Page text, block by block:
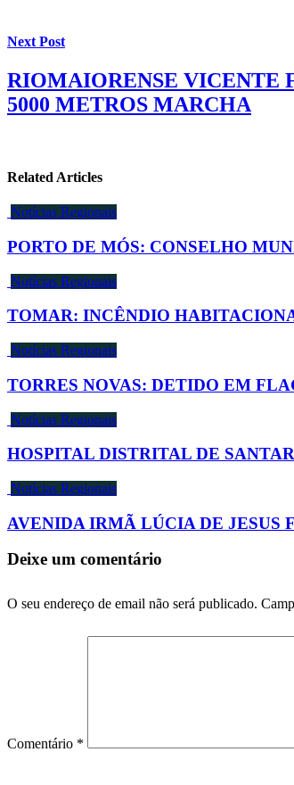
Next Post
RIOMAIORENSE VICENTE
5000 METROS MARCHA
Related Articles
Notícias Regionais
PORTO DE MÓS: CONSELHO
Notícias Regionais
TOMAR: INCÊNDIO
Notícias Regionais
TORRES NOVAS: DETIDO EM
Notícias Regionais
HOSPITAL DISTRITAL DE
Notícias Regionais
AVENIDA IRMÃ LÚCIA DE JESUS
Deixe um comentário
O seu endereço de email não será publicado.
Comentário *